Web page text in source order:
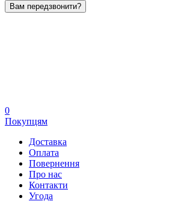
Вам передзвонити?
0
Покупцям
Доставка
Оплата
Повернення
Про нас
Контакти
Угода